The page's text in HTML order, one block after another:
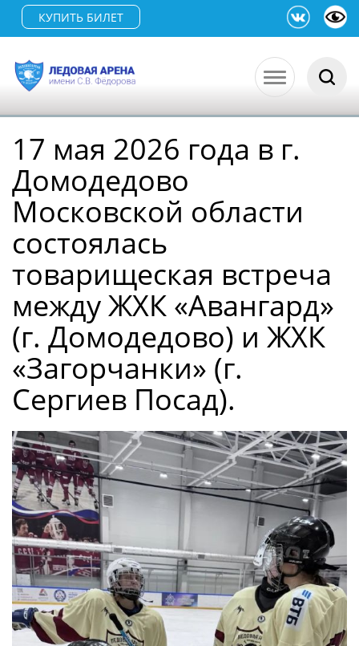
КУПИТЬ БИЛЕТ
17 мая 2026 года в г.
Домодедово
Московской области
состоялась
товарищеская встреча
между ЖХК «Авангард»
(г. Домодедово) и ЖХК
«Загорчанки» (г.
Сергиев Посад).